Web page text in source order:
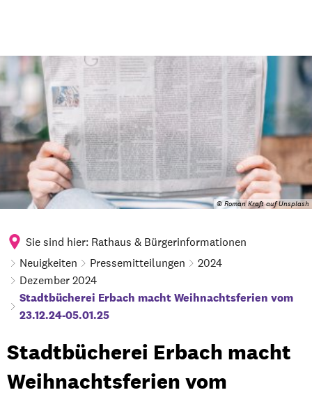
© Roman Kraft auf Unsplash
Sie sind hier: Rathaus & Bürgerinformationen
Neuigkeiten
Pressemitteilungen
2024
Dezember 2024
Stadtbücherei Erbach macht Weihnachtsferien vom
23.12.24-05.01.25
Stadtbücherei Erbach macht
Weihnachtsferien vom